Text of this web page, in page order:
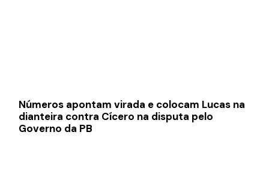
Números apontam virada e colocam Lucas na
dianteira contra Cícero na disputa pelo
Governo da PB